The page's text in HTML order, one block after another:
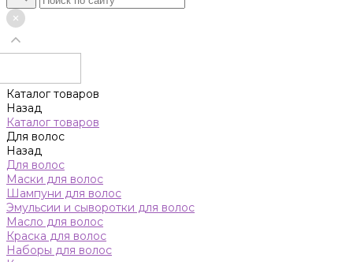
Каталог товаров
Назад
Каталог товаров
Для волос
Назад
Для волос
Маски для волос
Шампуни для волос
Эмульсии и сыворотки для волос
Масло для волос
Краска для волос
Наборы для волос